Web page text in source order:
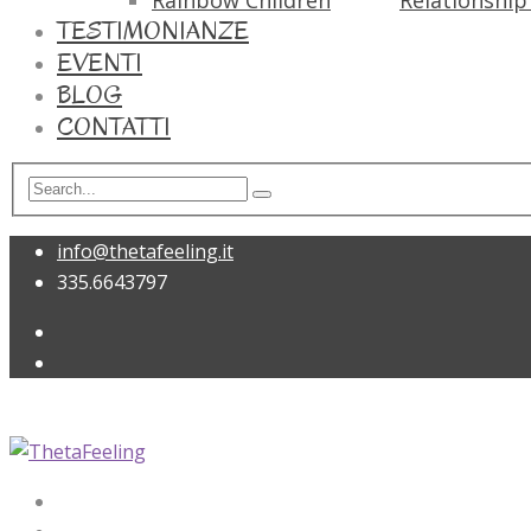
TESTIMONIANZE
EVENTI
BLOG
CONTATTI
info@thetafeeling.it
335.6643797